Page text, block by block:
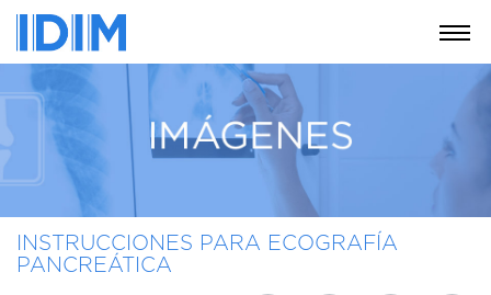
NOSOTROS
SERVICIOS
EDUCACIÓN
INSTRUCCIONES
PARA
PACIENTES
INSTRUCCIONES PARA ECOGRAFÍA
PANCREÁTICA